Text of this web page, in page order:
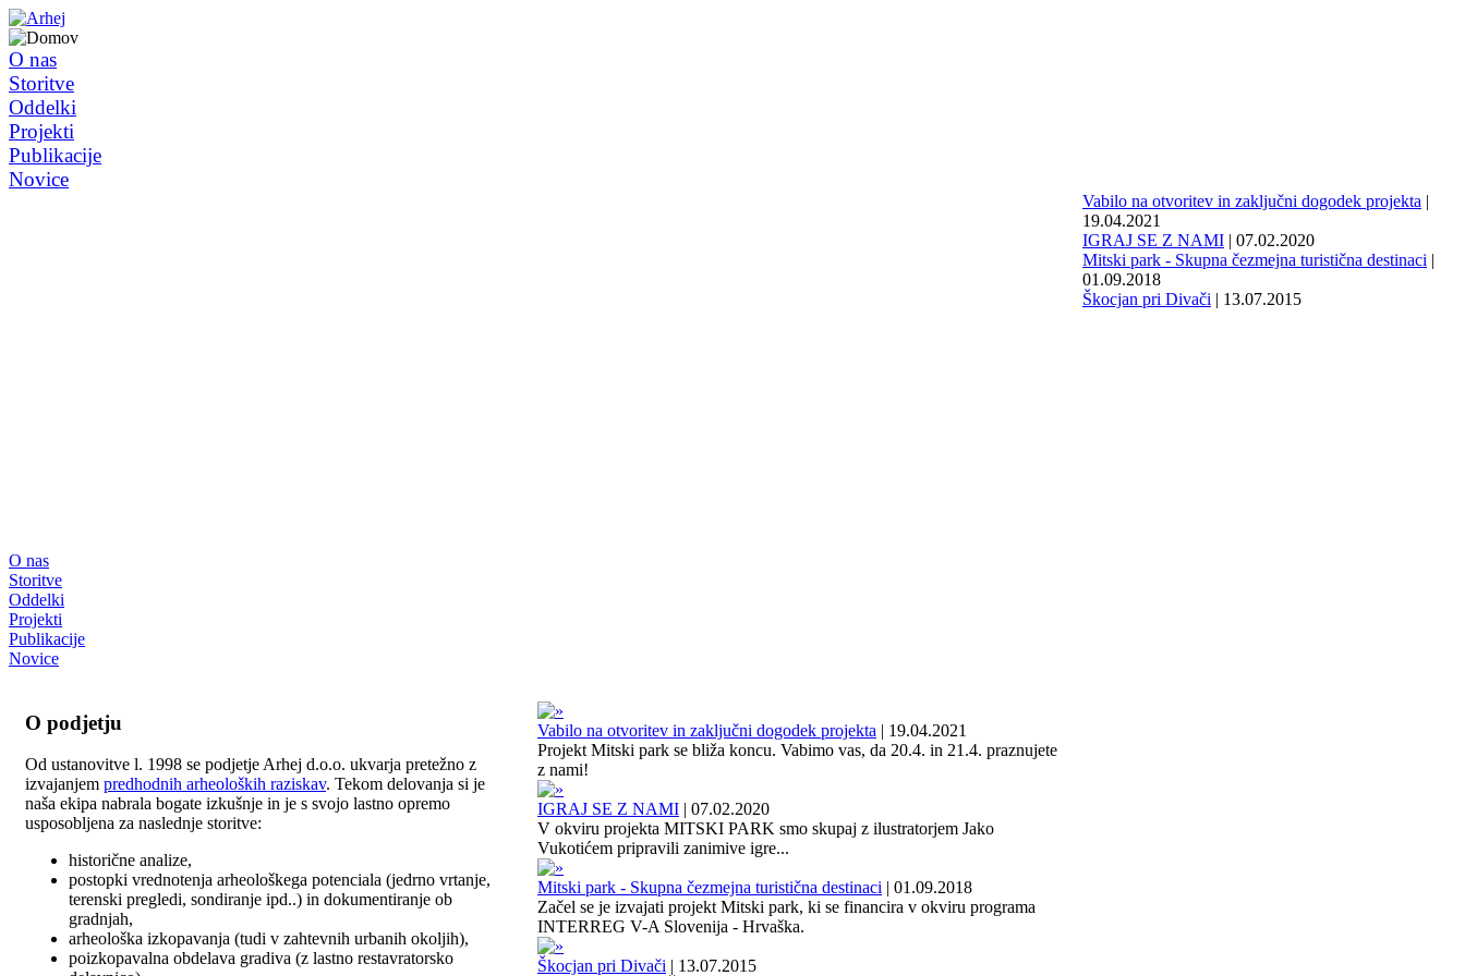
O nas
Storitve
Oddelki
Projekti
Publikacije
Novice
O nas
Storitve
Oddelki
Projekti
Publikacije
Novice
Vabilo na otvoritev in zaključni dogodek projekta |
19.04.2021
IGRAJ SE Z NAMI | 07.02.2020
Mitski park - Skupna čezmejna turistična destinaci |
01.09.2018
Škocjan pri Divači | 13.07.2015
O podjetju
Od ustanovitve l. 1998 se podjetje Arhej d.o.o. ukvarja pretežno z
izvajanjem predhodnih arheoloških raziskav. Tekom delovanja si je
naša ekipa nabrala bogate izkušnje in je s svojo lastno opremo
usposobljena za naslednje storitve:
historične analize,
postopki vrednotenja arheološkega potenciala (jedrno vrtanje,
terenski pregledi, sondiranje ipd..) in dokumentiranje ob
gradnjah,
arheološka izkopavanja (tudi v zahtevnih urbanih okoljih),
poizkopavalna obdelava gradiva (z lastno restavratorsko
Vabilo na otvoritev in zaključni dogodek projekta | 19.04.2021
Projekt Mitski park se bliža koncu. Vabimo vas, da 20.4. in 21.4. praznujete
z nami!
IGRAJ SE Z NAMI | 07.02.2020
V okviru projekta MITSKI PARK smo skupaj z ilustratorjem Jako
Vukotićem pripravili zanimive igre...
Mitski park - Skupna čezmejna turistična destinaci | 01.09.2018
Začel se je izvajati projekt Mitski park, ki se financira v okviru programa
INTERREG V-A Slovenija - Hrvaška.
Škocjan pri Divači | 13.07.2015